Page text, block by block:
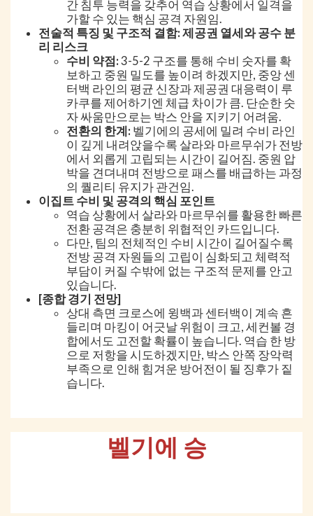
간 침투 능력을 갖추어 역습 상황에서 일격을
가할 수 있는 핵심 공격 자원임.
전술적 특징 및 구조적 결함: 제공권 열세와 공수 분
리 리스크
수비 약점: 3-5-2 구조를 통해 수비 숫자를 확
보하고 중원 밀도를 높이려 하겠지만, 중앙 센
터백 라인의 평균 신장과 제공권 대응력이 루
카쿠를 제어하기엔 체급 차이가 큼. 단순한 숫
자 싸움만으로는 박스 안을 지키기 어려움.
전환의 한계: 벨기에의 공세에 밀려 수비 라인
이 깊게 내려앉을수록 살라와 마르무쉬가 전방
에서 외롭게 고립되는 시간이 길어짐. 중원 압
박을 견뎌내며 전방으로 패스를 배급하는 과정
의 퀄리티 유지가 관건임.
이집트 수비 및 공격의 핵심 포인트
역습 상황에서 살라와 마르무쉬를 활용한 빠른
전환 공격은 충분히 위협적인 카드입니다.
다만, 팀의 전체적인 수비 시간이 길어질수록
전방 공격 자원들의 고립이 심화되고 체력적
부담이 커질 수밖에 없는 구조적 문제를 안고
있습니다.
[종합 경기 전망]
상대 측면 크로스에 윙백과 센터백이 계속 흔
들리며 마킹이 어긋날 위험이 크고, 세컨볼 경
합에서도 고전할 확률이 높습니다. 역습 한 방
으로 저항을 시도하겠지만, 박스 안쪽 장악력
부족으로 인해 힘겨운 방어전이 될 징후가 짙
습니다.
벨기에 승